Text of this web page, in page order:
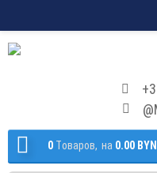
0 Tоваров, на 0.00 BYN